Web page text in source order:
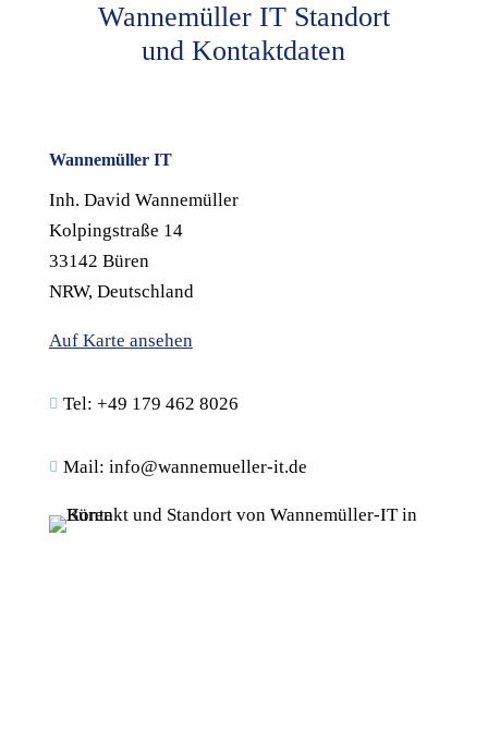
Wannemüller IT Standort
und Kontaktdaten
Wannemüller IT
Inh. David Wannemüller
Kolpingstraße 14
33142 Büren
NRW, Deutschland
Auf Karte ansehen
 Tel: +49 179 462 8026
 Mail: info@wannemueller-it.de